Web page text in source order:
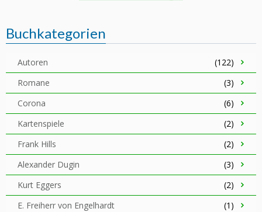
Buchkategorien
Autoren
(122)
Romane
(3)
Corona
(6)
Kartenspiele
(2)
Frank Hills
(2)
Alexander Dugin
(3)
Kurt Eggers
(2)
E. Freiherr von Engelhardt
(1)